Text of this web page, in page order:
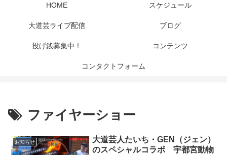
HOME スケジュール
大道芸ライブ配信 ブログ
投げ銭募集中！ コンテンツ
コンタクトフォーム
ファイヤーショー
お知らせ
大道芸人たいち・GEN（ジェン）
のスペシャルコラボ 宇都宮動物